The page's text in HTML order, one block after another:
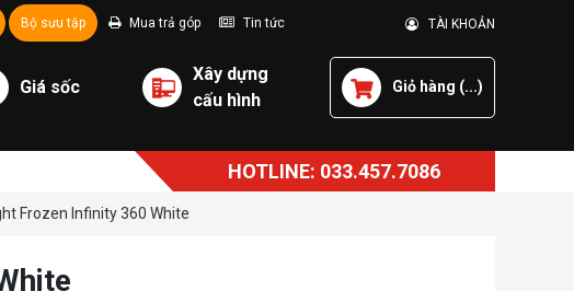
Bộ sưu tập Mua trả góp Tin tức TÀI KHOẢN
Giá sốc
Xây dựng
cấu hình
Giỏ hàng (...)
HOTLINE: 033.457.7086
Frozen Infinity 360 White